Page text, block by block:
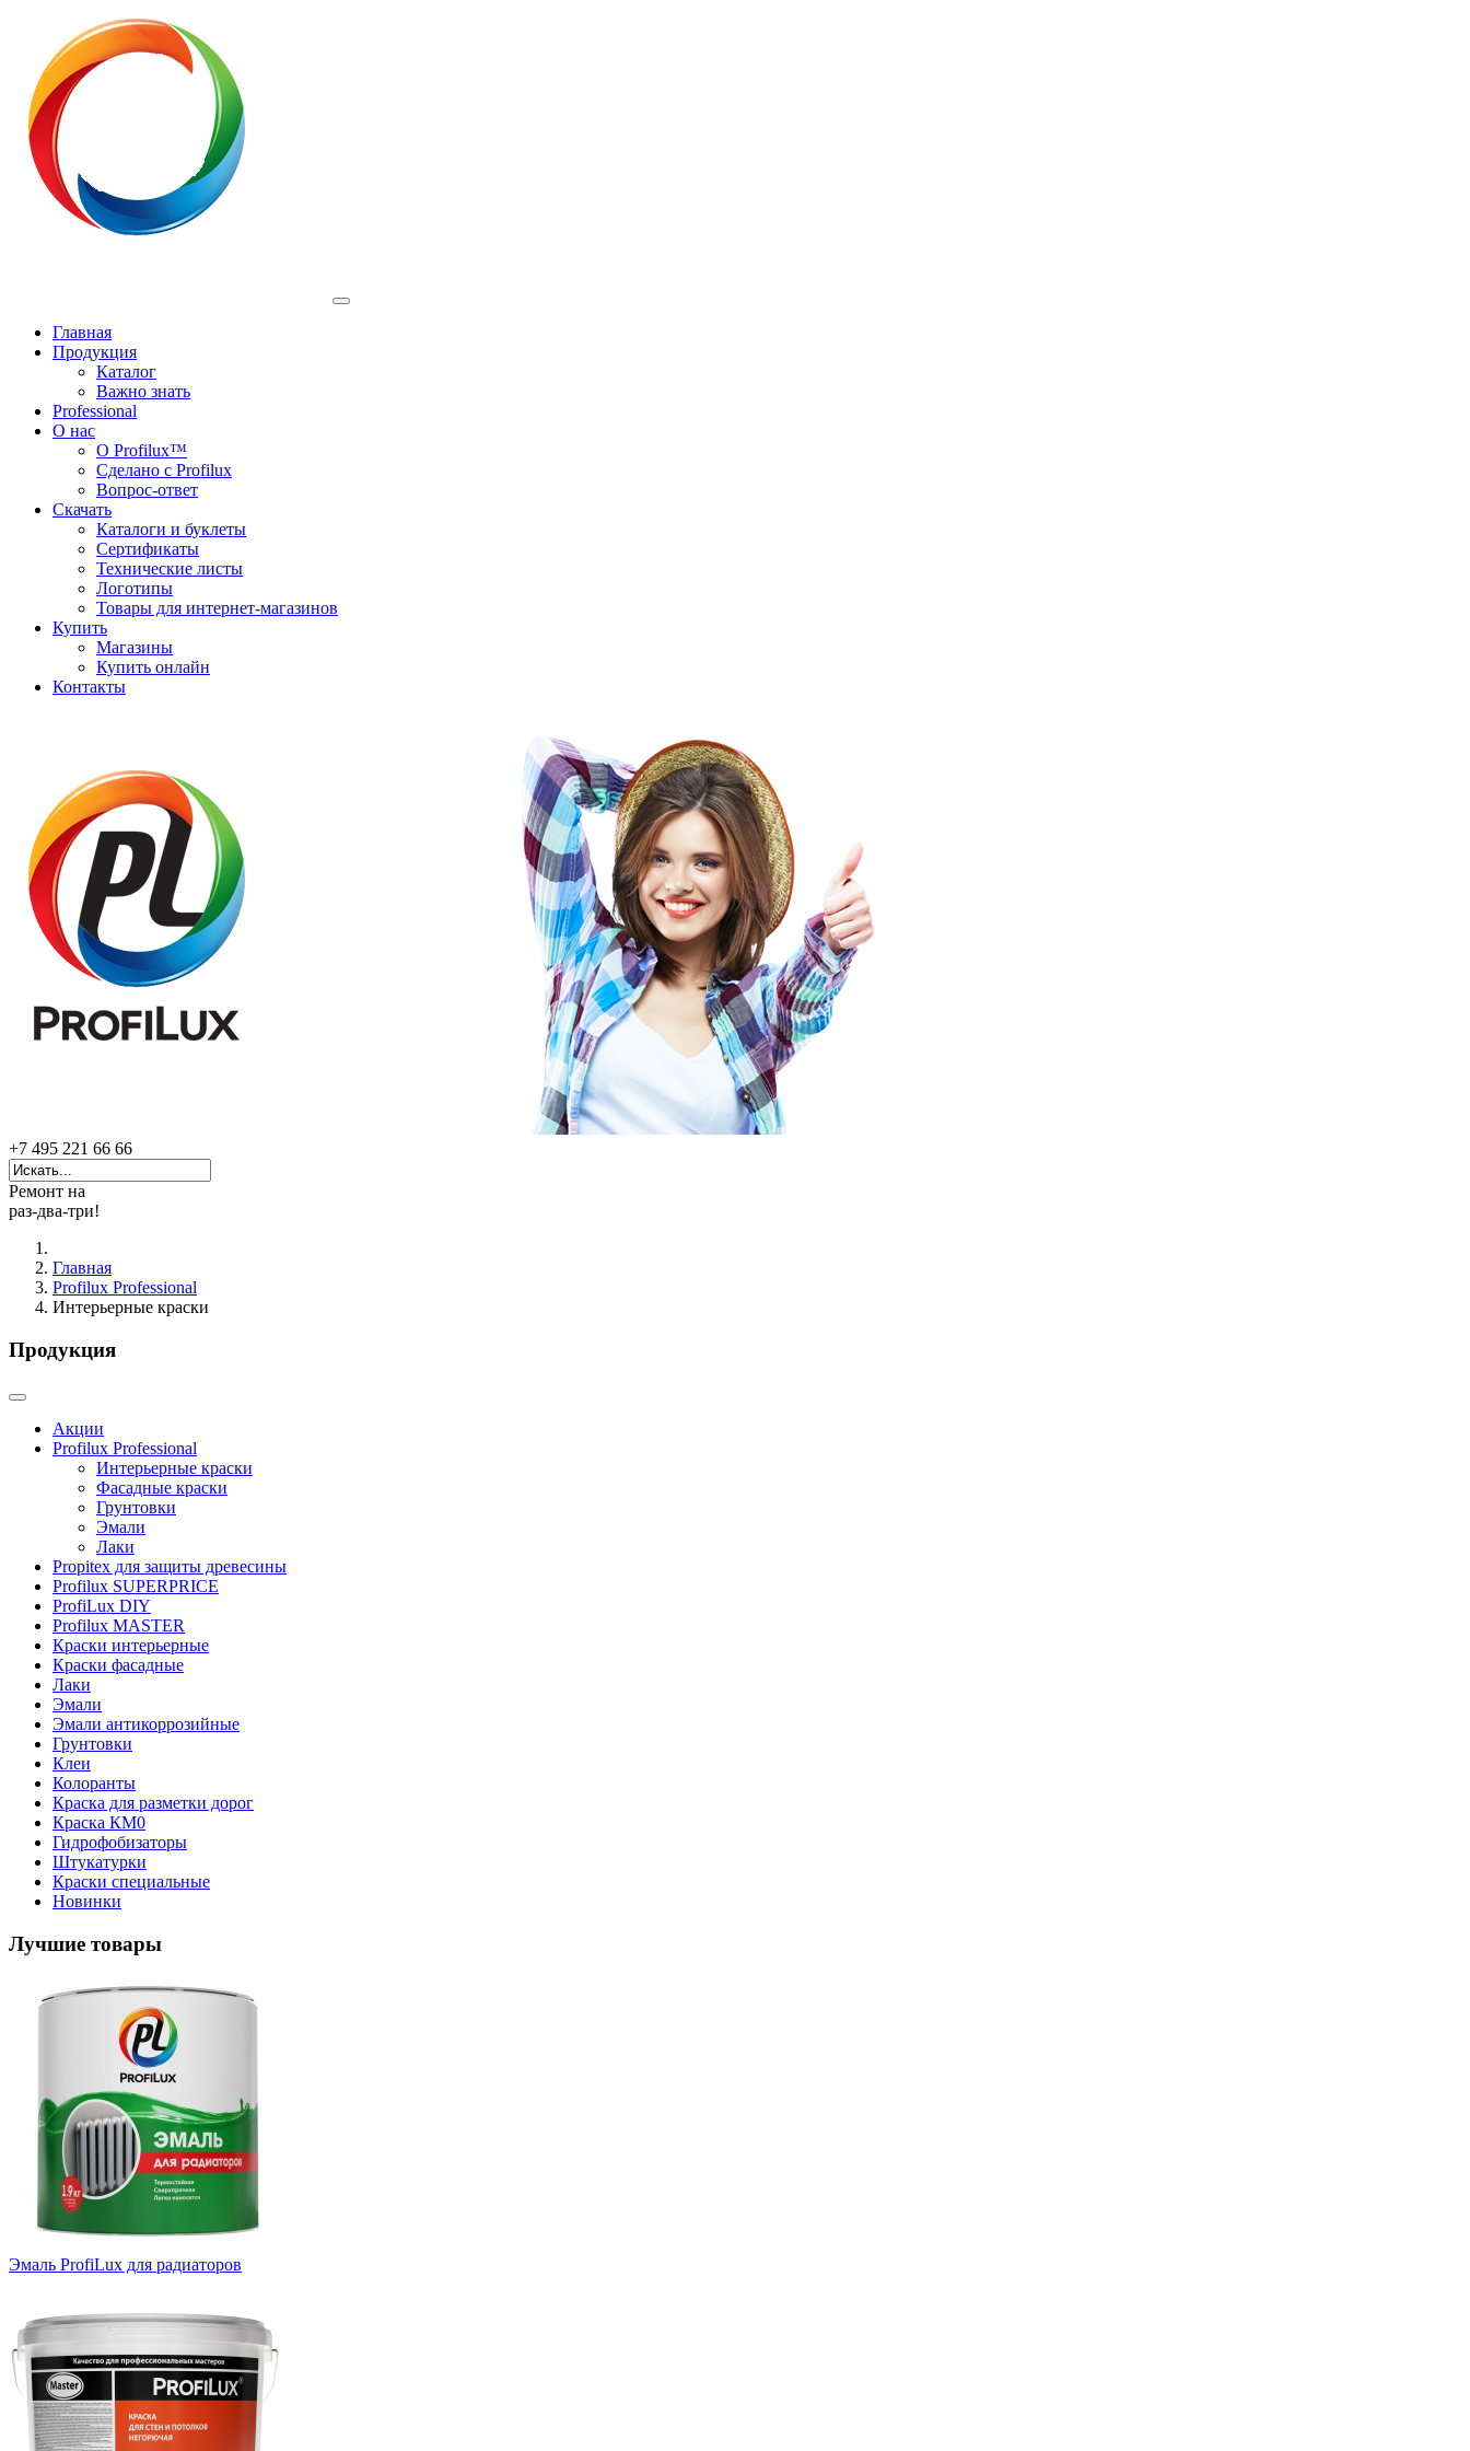
Главная
Продукция
Каталог
Важно знать
Professional
О нас
О Profilux™
Сделано с Profilux
Вопрос-ответ
Скачать
Каталоги и буклеты
Сертификаты
Технические листы
Логотипы
Товары для интернет-магазинов
Купить
Магазины
Купить онлайн
Контакты
+7 495 221 66 66
Ремонт на
раз-два-три!
Главная
Profilux Professional
Интерьерные краски
Продукция
Акции
Profilux Professional
Интерьерные краски
Фасадные краски
Грунтовки
Эмали
Лаки
Propitex для защиты древесины
Profilux SUPERPRICE
ProfiLux DIY
Profilux MASTER
Краски интерьерные
Краски фасадные
Лаки
Эмали
Эмали антикоррозийные
Грунтовки
Клеи
Колоранты
Краска для разметки дорог
Краска КМ0
Гидрофобизаторы
Штукатурки
Краски специальные
Новинки
Лучшие товары
Эмаль ProfiLux для радиаторов